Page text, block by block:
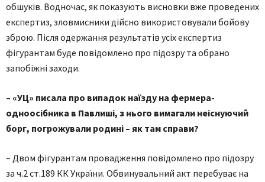
обшуків. Водночас, як показують висновки вже проведених
експертиз, зловмисники дійсно використовували бойову
зброю. Після одержання результатів усіх експертиз
фігурантам буде повідомлено про підозру та обрано
запобіжні заходи.
– «УЦ» писала про випадок наїзду на фермера-
одноосібника в Павлиші, з нього вимагали неіснуючий
борг, погрожували родині – як там справи?
– Двом фігурантам провадження повідомлено про підозру
за ч.2 ст.189 КК України. Обвинувальний акт перебуває на